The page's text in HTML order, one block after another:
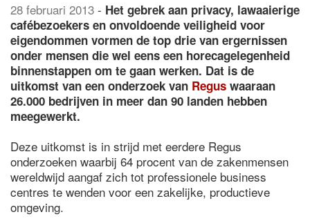
28 februari 2013 - Het gebrek aan privacy, lawaaierige
cafébezoekers en onvoldoende veiligheid voor
eigendommen vormen de top drie van ergernissen
onder mensen die wel eens een horecagelegenheid
binnenstappen om te gaan werken. Dat is de
uitkomst van een onderzoek van Regus waaraan
26.000 bedrijven in meer dan 90 landen hebben
meegewerkt.
Deze uitkomst is in strijd met eerdere Regus
onderzoeken waarbij 64 procent van de zakenmensen
wereldwijd aangaf zich tot professionele business
centres te wenden voor een zakelijke, productieve
omgeving.